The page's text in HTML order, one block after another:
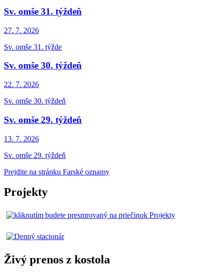
Sv. omše 31. týždeň
27. 7. 2026
Sv. omše 31. týžde
Sv. omše 30. týždeň
22. 7. 2026
Sv. omše 30. týždeň
Sv. omše 29. týždeň
13. 7. 2026
Sv. omše 29. týždeň
Prejdite na stránku Farské oznamy
Projekty
Živý prenos z kostola